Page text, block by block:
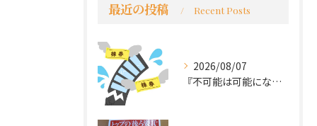
最近の投稿 Recent Posts
2026/08/07
『不可能は可能になる』